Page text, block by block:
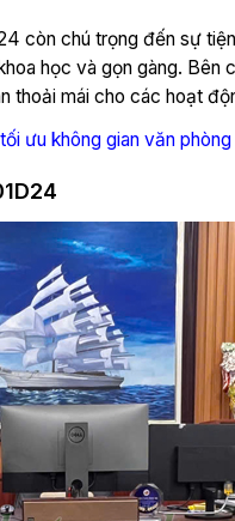
còn chú trọng đến sự
học và gọn gàng.
thoải mái cho các hoạt
ưu không gian văn phòng